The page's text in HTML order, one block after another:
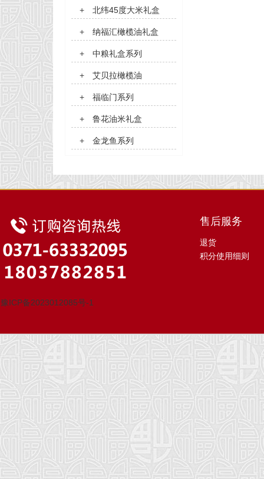
+ 北纬45度大米礼盒
+ 纳福汇橄榄油礼盒
+ 中粮礼盒系列
+ 艾贝拉橄榄油
+ 福临门系列
+ 鲁花油米礼盒
+ 金龙鱼系列
豫ICP备2023012085号-1
售后服务
退货
积分使用细则